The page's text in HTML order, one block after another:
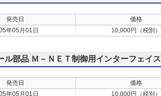
発売日
価格
年05月01日 10,000円（税別）
部品 Ｍ－ＮＥＴ制御用インターフェイス
発売日
価格
年05月01日 10,000円（税別）